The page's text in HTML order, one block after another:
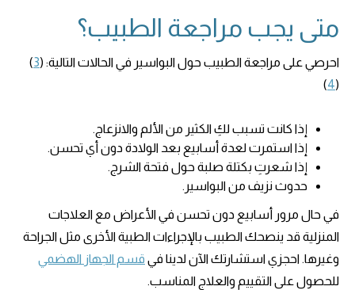
متى يجب مراجعة الطبيب؟
احرصي على مراجعة الطبيب حول البواسير في الحالات التالية: (3
)
(
4
)
إذا كانت تسبب لكِ الكثير من الألم والانزعاج.
إذا استمرت لعدة أسابيع بعد الولادة دون أي تحسن.
إذا شعرتِ بكتلة صلبة حول فتحة الشرج.
حدوث نزيف من البواسير.
في حال مرور أسابيع دون تحسن في الأعراض مع العلاجات
المنزلية قد ينصحك الطبيب بالإجراءات الطبية الأخرى مثل الجراحة
وغيرها. احجزي استشارتك الآن لدينا في قسم الجهاز الهضمي
للحصول على التقييم والعلاج المناسب.